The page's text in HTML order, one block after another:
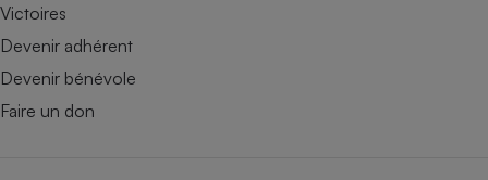
Victoires
Devenir adhérent
Devenir bénévole
Faire un don